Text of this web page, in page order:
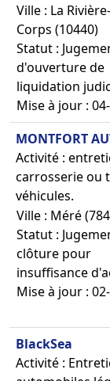
Ville : La
Corps (10440)
Statut :
d'ouverture de
liquidation
Mise à jour :
MONTFORT
Activité :
carrosserie ou
véhicules.
Ville : Méré
Statut :
clôture pour
insuffisance
Mise à jour :
BlackSea
Activité :